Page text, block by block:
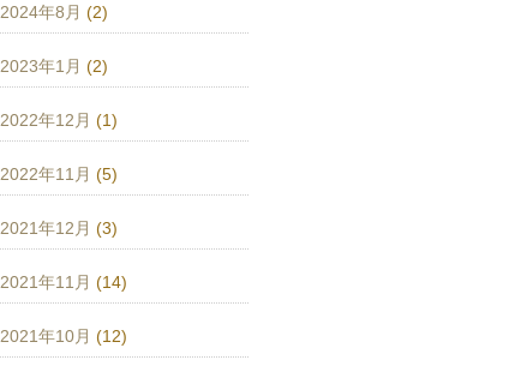
2024年8月 (2)
2023年1月 (2)
2022年12月 (1)
2022年11月 (5)
2021年12月 (3)
2021年11月 (14)
2021年10月 (12)